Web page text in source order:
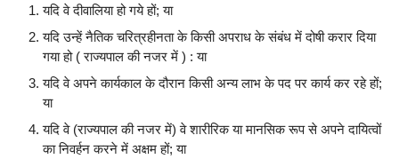
यदि वे दीवालिया हो गये हों; या
यदि उन्हें नैतिक चरित्रहीनता के किसी अपराध के संबंध में दोषी करार दिया
गया हो ( राज्यपाल की नजर में ) : या
यदि वे अपने कार्यकाल के दौरान किसी अन्य लाभ के पद पर कार्य कर रहे हों;
या
यदि वे (राज्यपाल की नजर में) वे शारीरिक या मानसिक रूप से अपने दायित्वों
का निवर्हन करने में अक्षम हों; या